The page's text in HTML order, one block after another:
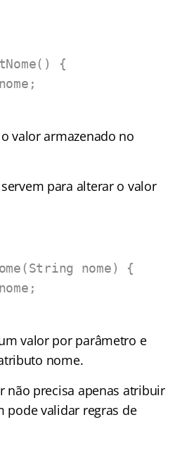
{
valor armazenado no
servem para alterar o valor
nome) {
valor por parâmetro e
nome.
não precisa apenas atribuir
pode validar regras de